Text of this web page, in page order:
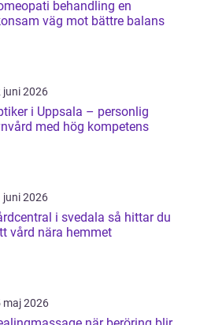
behandling en
väg mot bättre balans
juni 2026
i Uppsala – personlig
med hög kompetens
juni 2026
i svedala så hittar du
vård nära hemmet
maj 2026